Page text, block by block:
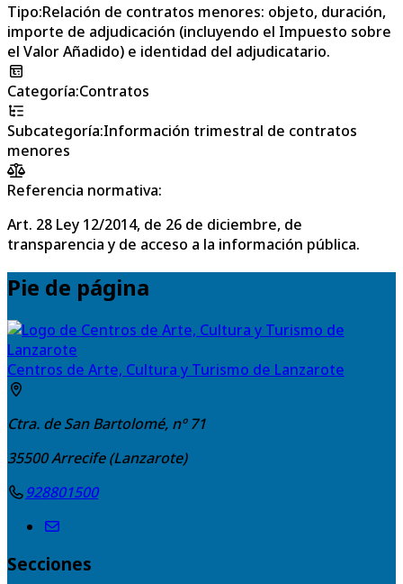
Tipo:Relación de contratos menores: objeto, duración,
importe de adjudicación (incluyendo el Impuesto sobre
el Valor Añadido) e identidad del adjudicatario.
Categoría:Contratos
Subcategoría:Información trimestral de contratos
menores
Referencia normativa:
Art. 28 Ley 12/2014, de 26 de diciembre, de
transparencia y de acceso a la información pública.
Pie de página
Centros de Arte, Cultura y Turismo de Lanzarote
Ctra. de San Bartolomé, nº 71
35500Arrecife (Lanzarote)
928801500
Secciones